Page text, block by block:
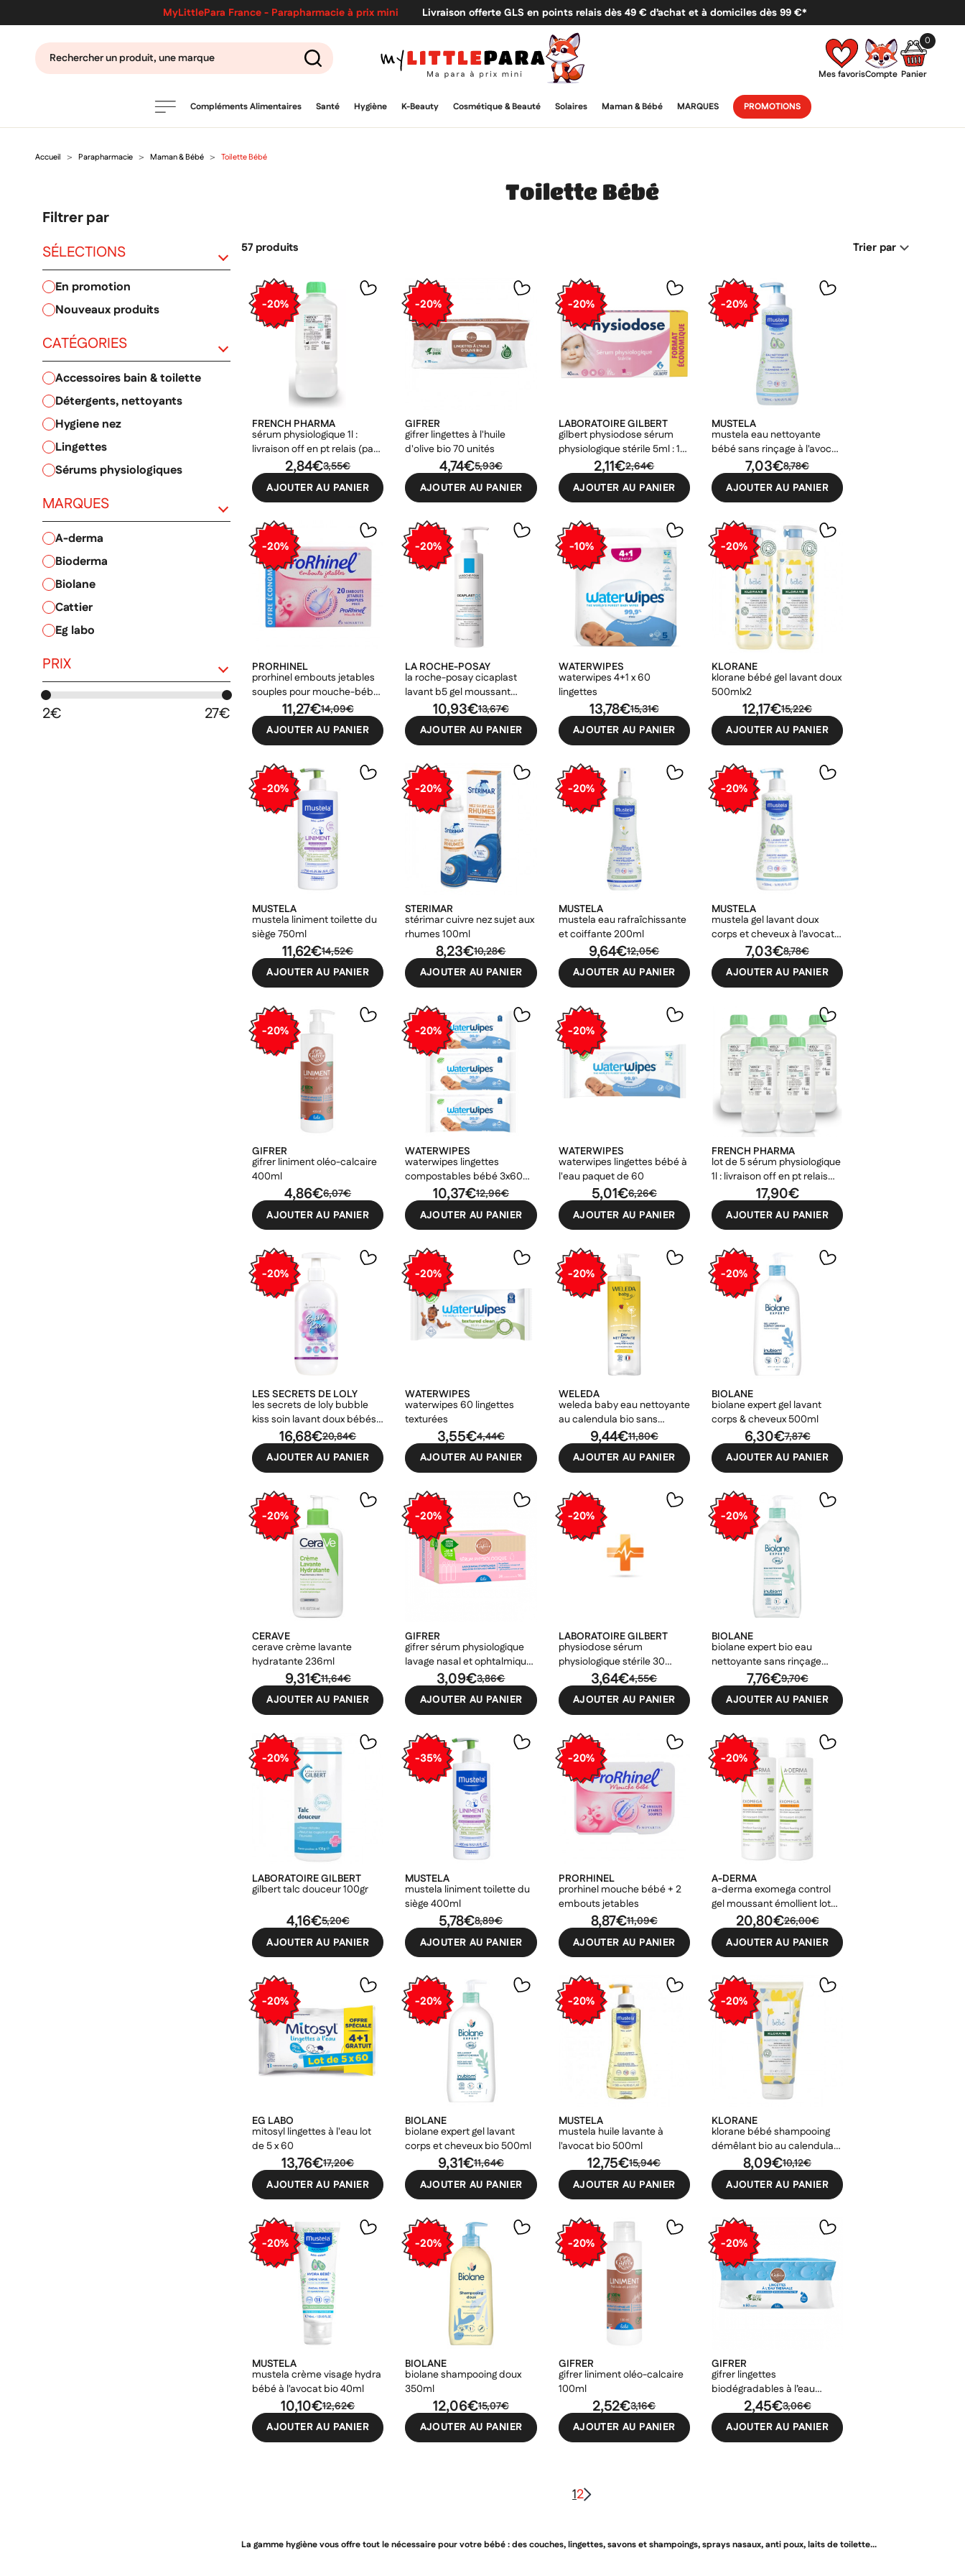
MyLittlePara France - Parapharmacie à prix mini Livraison offerte GLS en points relais dès 49 € d’achat et à domiciles dès 99 €*
CATÉGORIES
MARQUES
PRODUITS
Mes favorisCompte
0
Panier
Compléments Alimentaires Santé Hygiène K-Beauty Cosmétique & Beauté Solaires Maman & Bébé MARQUES PROMOTIONS
Accueil Parapharmacie Maman & Bébé Toilette Bébé
Filtrer par
SÉLECTIONS
en promotion
nouveaux produits
CATÉGORIES
accessoires bain & toilette
détergents, nettoyants
hygiene nez
lingettes
sérums physiologiques
MARQUES
a-derma
bioderma
biolane
cattier
eg labo
klorane
PRIX
2€ 27€
Toilette Bébé
57 produits Trier par
-20%
FRENCH PHARMA
sérum physiologique 1l :
livraison off en pt relais (pas
de consigne pick up) si 5
flacons achetés
3,55€
2,84€
AJOUTER AU PANIER
-20%
GIFRER
gifrer lingettes à l'huile
d'olive bio 70 unités
5,93€
4,74€
AJOUTER AU PANIER
-20%
LABORATOIRE GILBERT
gilbert physiodose sérum
physiologique stérile 5ml : 12
boites livraison gratuite point
relais (pas de consigne pick-
up svp)
2,64€
2,11€
AJOUTER AU PANIER
-20%
MUSTELA
mustela eau nettoyante
bébé sans rinçage à l'avocat
bio 500ml
8,78€
7,03€
AJOUTER AU PANIER
-20%
PRORHINEL
prorhinel embouts jetables
souples pour mouche-bébé
14,09€
11,27€
AJOUTER AU PANIER
-20%
LA ROCHE-POSAY
la roche-posay cicaplast
lavant b5 gel moussant
200ml
13,67€
10,93€
AJOUTER AU PANIER
-10%
WATERWIPES
waterwipes 4+1 x 60
lingettes
15,31€
13,78€
AJOUTER AU PANIER
-20%
KLORANE
klorane bébé gel lavant doux
500mlx2
15,22€
12,17€
AJOUTER AU PANIER
-20%
MUSTELA
mustela liniment toilette du
siège 750ml
14,52€
11,62€
AJOUTER AU PANIER
-20%
STERIMAR
stérimar cuivre nez sujet aux
rhumes 100ml
10,28€
8,23€
AJOUTER AU PANIER
-20%
MUSTELA
mustela eau rafraîchissante
et coiffante 200ml
12,05€
9,64€
AJOUTER AU PANIER
-20%
MUSTELA
mustela gel lavant doux
corps et cheveux à l'avocat
bio 500ml
8,78€
7,03€
AJOUTER AU PANIER
-20%
GIFRER
gifrer liniment oléo-calcaire
400ml
6,07€
4,86€
AJOUTER AU PANIER
-20%
WATERWIPES
waterwipes lingettes
compostables bébé 3x60
pièces
12,96€
10,37€
AJOUTER AU PANIER
-20%
WATERWIPES
waterwipes lingettes bébé à
l'eau paquet de 60
6,26€
5,01€
AJOUTER AU PANIER
FRENCH PHARMA
lot de 5 sérum physiologique
1l : livraison off en pt relais
(pas de consigne pick up)
17,90€
AJOUTER AU PANIER
-20%
LES SECRETS DE LOLY
les secrets de loly bubble
kiss soin lavant doux bébés
& enfants 400ml20,84€
16,68€
AJOUTER AU PANIER
-20%
WATERWIPES
waterwipes 60 lingettes
texturées
4,44€
3,55€
AJOUTER AU PANIER
-20%
WELEDA
weleda baby eau nettoyante
au calendula bio sans
parfum 400ml 11,80€
9,44€
AJOUTER AU PANIER
-20%
BIOLANE
biolane expert gel lavant
corps & cheveux 500ml
7,87€
6,30€
AJOUTER AU PANIER
-20%
CERAVE
cerave crème lavante
hydratante 236ml
11,64€
9,31€
AJOUTER AU PANIER
-20%
GIFRER
gifrer sérum physiologique
lavage nasal et ophtalmique
3,86€
3,09€
AJOUTER AU PANIER
-20%
LABORATOIRE GILBERT
physiodose sérum
physiologique stérile 30
unidoses de 10ml4,55€
3,64€
AJOUTER AU PANIER
-20%
BIOLANE
biolane expert bio eau
nettoyante sans rinçage
9,70€
7,76€
AJOUTER AU PANIER
-20%
LABORATOIRE GILBERT
gilbert talc douceur 100gr
5,20€
4,16€
AJOUTER AU PANIER
-35%
MUSTELA
mustela liniment toilette du
siège 400ml
8,89€
5,78€
AJOUTER AU PANIER
-20%
PRORHINEL
prorhinel mouche bébé + 2
embouts jetables
11,09€
8,87€
AJOUTER AU PANIER
-20%
A-DERMA
a-derma exomega control
gel moussant émollient lot
de 2 x 500ml
26,00€
20,80€
AJOUTER AU PANIER
-20%
EG LABO
mitosyl lingettes à l'eau lot
de 5 x 60
17,20€
13,76€
AJOUTER AU PANIER
-20%
BIOLANE
biolane expert gel lavant
corps et cheveux bio 500ml
11,64€
9,31€
AJOUTER AU PANIER
-20%
MUSTELA
mustela huile lavante à
l'avocat bio 500ml
15,94€
12,75€
AJOUTER AU PANIER
-20%
KLORANE
klorane bébé shampooing
démêlant bio au calendula
10,12€
8,09€
AJOUTER AU PANIER
-20%
MUSTELA
mustela crème visage hydra
bébé à l'avocat bio 40ml
12,62€
10,10€
AJOUTER AU PANIER
-20%
BIOLANE
biolane shampooing doux
350ml
15,07€
12,06€
AJOUTER AU PANIER
-20%
GIFRER
gifrer liniment oléo-calcaire
100ml
3,16€
2,52€
AJOUTER AU PANIER
-20%
GIFRER
gifrer lingettes
biodégradables à l’eau
d'auvergne 60 sachets
3,06€
2,45€
AJOUTER AU PANIER
12
La gamme hygiène vous offre tout le nécessaire pour votre bébé : des couches, lingettes, savons et shampoings, sprays nasaux, anti poux, laits de toilette...
Ajouter à ma liste d'envies
add_circle_outline Créer une nouvelle liste
((modalTitle)) ×
((confirmMessage))
((cancelText)) ((modalDeleteText))
Créer une liste d'envies ×
Nom de la liste d'envies
Annuler Créer une liste d'envies
Connexion ×
Vous devez être connecté pour ajouter des produits à votre liste d'envies.
Annuler